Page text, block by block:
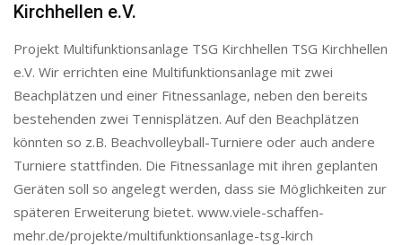
Kirchhellen e.V.
Projekt Multifunktionsanlage TSG Kirchhellen TSG Kirchhellen
e.V. Wir errichten eine Multifunktionsanlage mit zwei
Beachplätzen und einer Fitnessanlage, neben den bereits
bestehenden zwei Tennisplätzen. Auf den Beachplätzen
könnten so z.B. Beachvolleyball-Turniere oder auch andere
Turniere stattfinden. Die Fitnessanlage mit ihren geplanten
Geräten soll so angelegt werden, dass sie Möglichkeiten zur
späteren Erweiterung bietet. www.viele-schaffen-
mehr.de/projekte/multifunktionsanlage-tsg-kirch